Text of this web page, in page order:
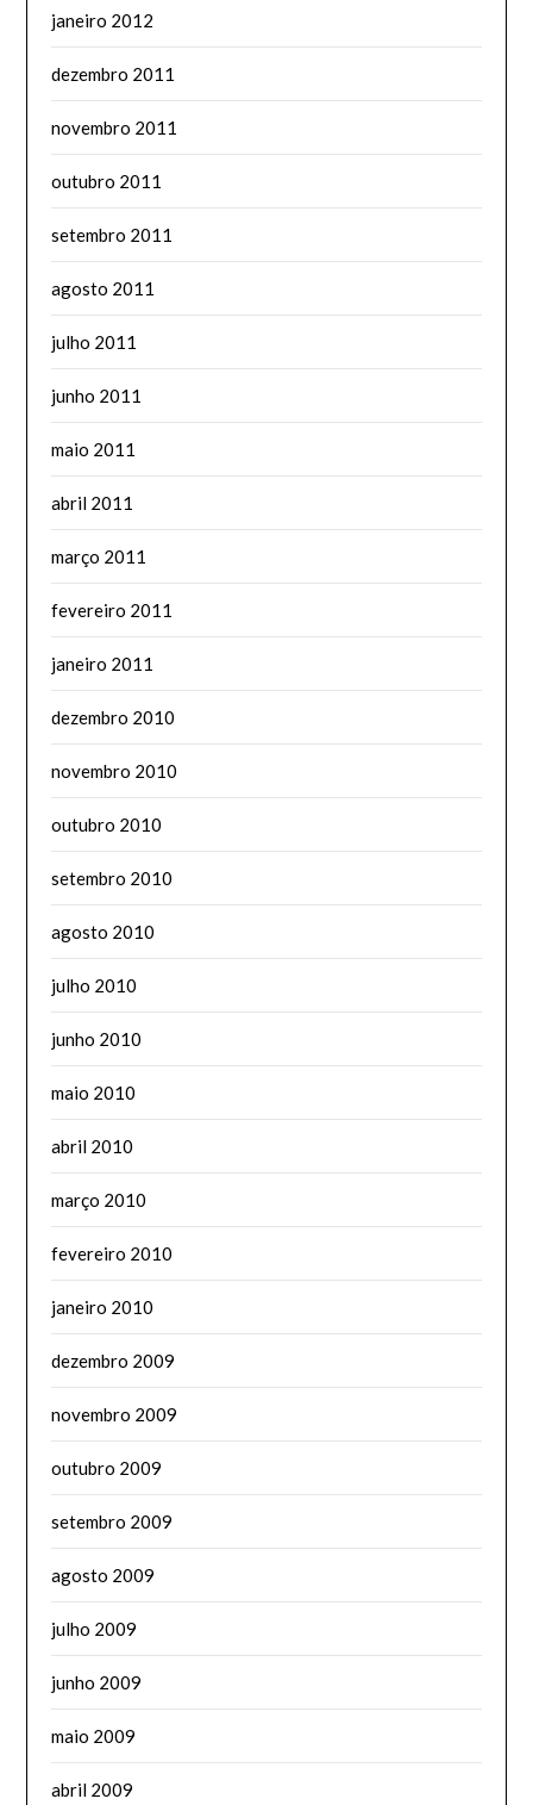
janeiro 2012
dezembro 2011
novembro 2011
outubro 2011
setembro 2011
agosto 2011
julho 2011
junho 2011
maio 2011
abril 2011
março 2011
fevereiro 2011
janeiro 2011
dezembro 2010
novembro 2010
outubro 2010
setembro 2010
agosto 2010
julho 2010
junho 2010
maio 2010
abril 2010
março 2010
fevereiro 2010
janeiro 2010
dezembro 2009
novembro 2009
outubro 2009
setembro 2009
agosto 2009
julho 2009
junho 2009
maio 2009
abril 2009